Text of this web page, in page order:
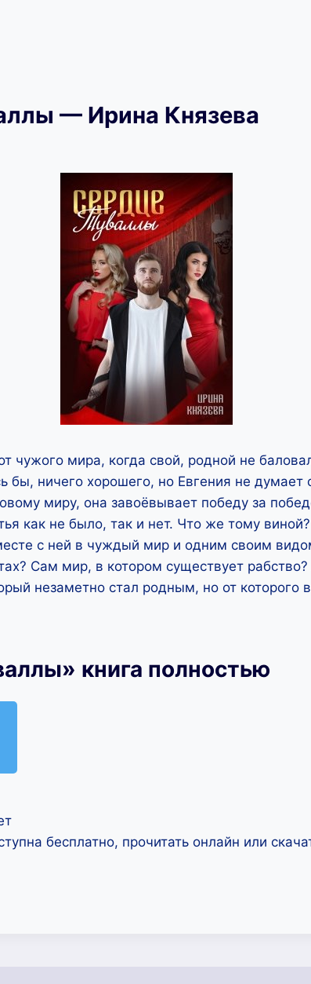
— Ирина Князева
чужого мира, когда свой, родной не
бы, ничего хорошего, но Евгения не думает
миру, она завоёвывает победу за
как не было, так и нет. Что же тому
с ней в чуждый мир и одним своим
Сам мир, в котором существует
незаметно стал родным, но от которого
книга полностью
бесплатно, прочитать онлайн или